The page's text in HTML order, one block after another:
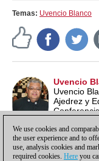
Temas: Uvencio Blanco
Uvencio
Uvencio
Ajedrez y
Lead School
We use cookies and
the user experience and to
use, analysis cookies and
required cookies. Here you